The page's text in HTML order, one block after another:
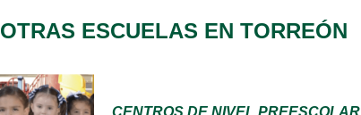
OTRAS ESCUELAS EN TORREÓN
CENTROS DE NIVEL PREESCOLAR